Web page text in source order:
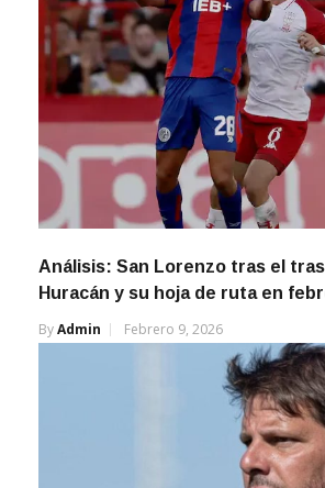
Análisis: San Lorenzo tras el
Huracán y su hoja de ruta en
ByAdmin Febrero 9, 2026